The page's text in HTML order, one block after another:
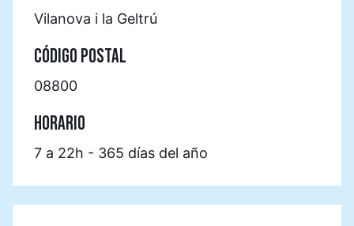
Vilanova i la Geltrú
CÓDIGO POSTAL
08800
HORARIO
7 a 22h - 365 días del año